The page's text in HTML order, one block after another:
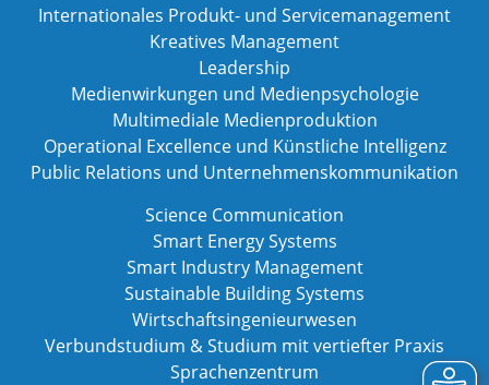
Internationales Produkt- und Servicemanagement
Kreatives Management
Leadership
Medienwirkungen und Medienpsychologie
Multimediale Medienproduktion
Operational Excellence und Künstliche Intelligenz
Public Relations und Unternehmenskommunikation
Science Communication
Smart Energy Systems
Smart Industry Management
Sustainable Building Systems
Wirtschaftsingenieurwesen
Verbundstudium & Studium mit vertiefter Praxis
Sprachenzentrum